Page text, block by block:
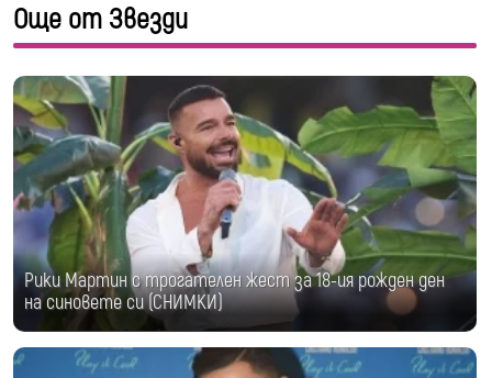
Още от Звезди
Рики Мартин с трогателен жест за 18-ия рожден ден
на синовете си (СНИМКИ)